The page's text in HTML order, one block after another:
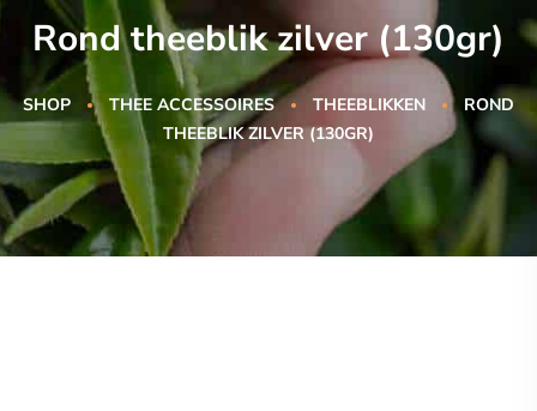
Rond theeblik zilver (130gr)
SHOP THEE ACCESSOIRES THEEBLIKKEN
ROND
THEEBLIK ZILVER (130GR)